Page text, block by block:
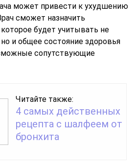
может привести к ухудшению
сможет назначить
будет учитывать не
и общее состояние здоровья
сопутствующие
Читайте также:
4 самых действенных
рецепта с шалфеем от
бронхита